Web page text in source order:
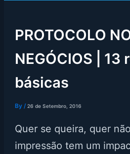
PROTOCOLO
NEGÓCIOS | 13
básicas
By/26 de Setembro, 2016
Quer se queira, quer
impressão tem um